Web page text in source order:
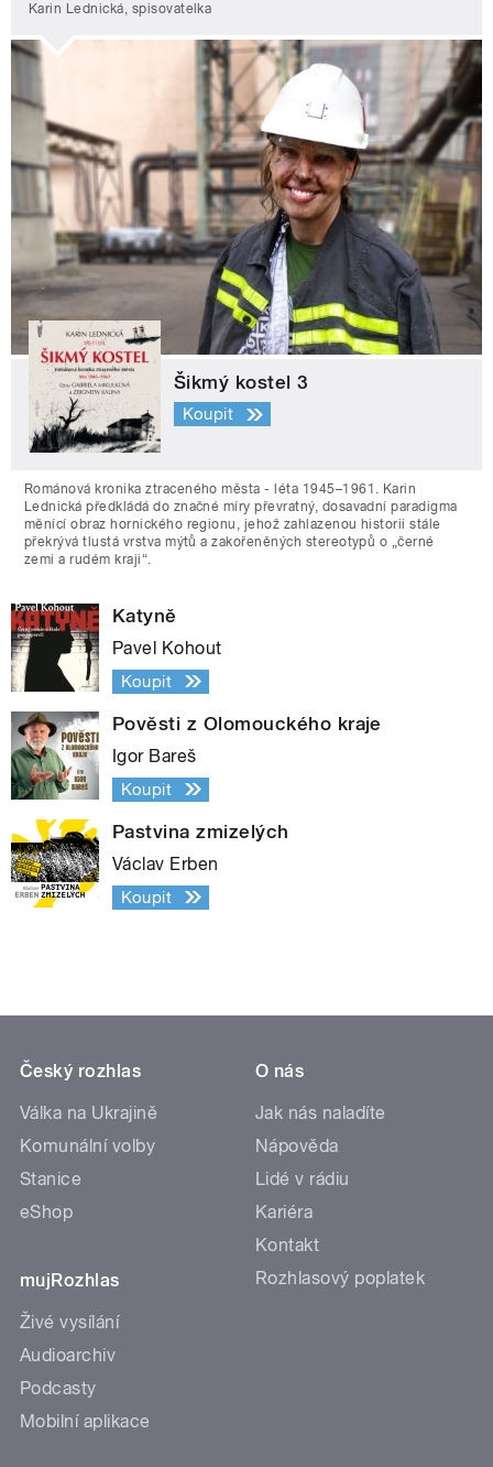
Karin Lednická, spisovatelka
Šikmý kostel 3
Koupit
Románová kronika ztraceného města - léta 1945–1961. Karin
Lednická předkládá do značné míry převratný, dosavadní paradigma
měnící obraz hornického regionu, jehož zahlazenou historii stále
překrývá tlustá vrstva mýtů a zakořeněných stereotypů o „černé
zemi a rudém kraji“.
Katyně
Pavel Kohout
Koupit
Pověsti z Olomouckého kraje
Igor Bareš
Koupit
Pastvina zmizelých
Václav Erben
Koupit
Český rozhlas
Válka na Ukrajině
Komunální volby
Stanice
eShop
mujRozhlas
Živé vysílání
Audioarchiv
Podcasty
Mobilní aplikace
O nás
Jak nás naladíte
Nápověda
Lidé v rádiu
Kariéra
Kontakt
Rozhlasový poplatek